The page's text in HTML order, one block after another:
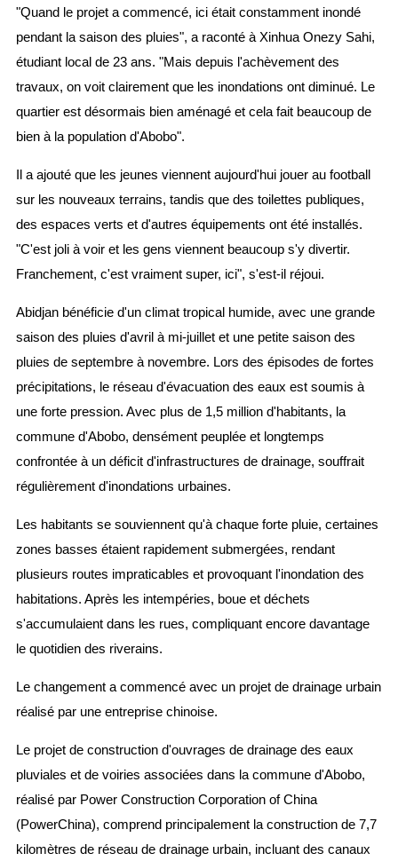
"Quand le projet a commencé, ici était constamment inondé
pendant la saison des pluies", a raconté à Xinhua Onezy Sahi,
étudiant local de 23 ans. "Mais depuis l'achèvement des
travaux, on voit clairement que les inondations ont diminué. Le
quartier est désormais bien aménagé et cela fait beaucoup de
bien à la population d'Abobo".
Il a ajouté que les jeunes viennent aujourd'hui jouer au football
sur les nouveaux terrains, tandis que des toilettes publiques,
des espaces verts et d'autres équipements ont été installés.
"C'est joli à voir et les gens viennent beaucoup s'y divertir.
Franchement, c'est vraiment super, ici", s'est-il réjoui.
Abidjan bénéficie d'un climat tropical humide, avec une grande
saison des pluies d'avril à mi-juillet et une petite saison des
pluies de septembre à novembre. Lors des épisodes de fortes
précipitations, le réseau d'évacuation des eaux est soumis à
une forte pression. Avec plus de 1,5 million d'habitants, la
commune d'Abobo, densément peuplée et longtemps
confrontée à un déficit d'infrastructures de drainage, souffrait
régulièrement d'inondations urbaines.
Les habitants se souviennent qu'à chaque forte pluie, certaines
zones basses étaient rapidement submergées, rendant
plusieurs routes impraticables et provoquant l'inondation des
habitations. Après les intempéries, boue et déchets
s'accumulaient dans les rues, compliquant encore davantage
le quotidien des riverains.
Le changement a commencé avec un projet de drainage urbain
réalisé par une entreprise chinoise.
Le projet de construction d'ouvrages de drainage des eaux
pluviales et de voiries associées dans la commune d'Abobo,
réalisé par Power Construction Corporation of China
(PowerChina), comprend principalement la construction de 7,7
kilomètres de réseau de drainage urbain, incluant des canaux